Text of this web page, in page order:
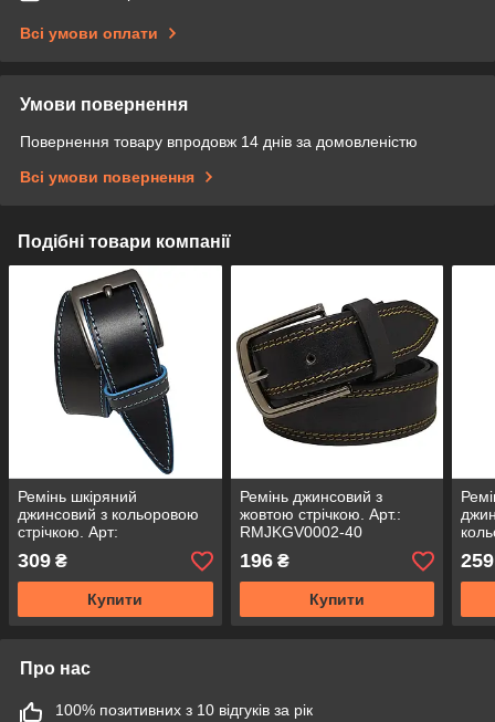
Всі умови оплати
Умови повернення
Повернення товару впродовж 14 днів за домовленістю
Всі умови повернення
Подібні товари компанії
Ремінь шкіряний
джинсовий з кольоровою
стрічкою. Арт:
RMJKGD0003-40
309 ₴
Купити
Ремінь джинсовий з
жовтою стрічкою. Арт.:
RMJKGV0002-40
196₴
Купити
мм -
259
Про нас
100% позитивних з 10 відгуків за рік